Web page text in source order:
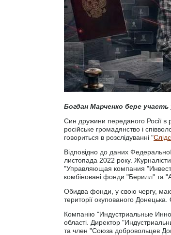
Богдан Марченко бере
Син дружини переданого Росії в
російське громадянство і
говориться в розслідуванні "
Відповідно до даних
листопада 2022 року.
"Управляющая компания "Инвест
комбіновані фонди "Берилл" та
Обидва фонди, у свою чергу,
території окупованого
Компанію "Индустриальные
області. Директор
та член "Союза добровольцев